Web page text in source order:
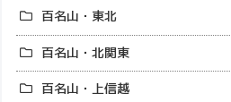
百名山・東北
百名山・北関東
百名山・上信越